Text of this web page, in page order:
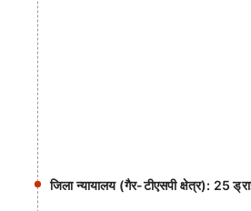
जिला न्यायालय (गैर-टीएसपी क्षेत्र): 25